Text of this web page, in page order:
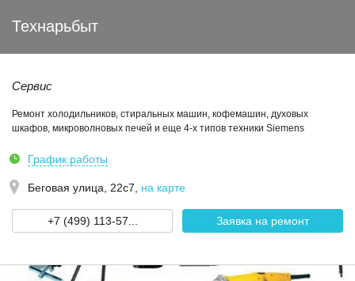
Технарьбыт
Сервис
Ремонт холодильников, стиральных машин, кофемашин, духовых
шкафов, микроволновых печей и еще 4-х типов техники Siemens
График работы
Беговая улица, 22с7 на карте
+7 (499) 113-57... Заявка на ремонт